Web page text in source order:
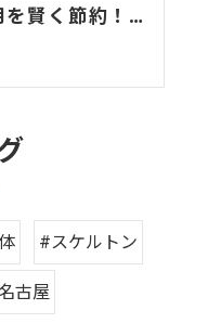
解体費用を賢く節約！プロが教えるコストダウンのコツ
#スケルトン
古屋